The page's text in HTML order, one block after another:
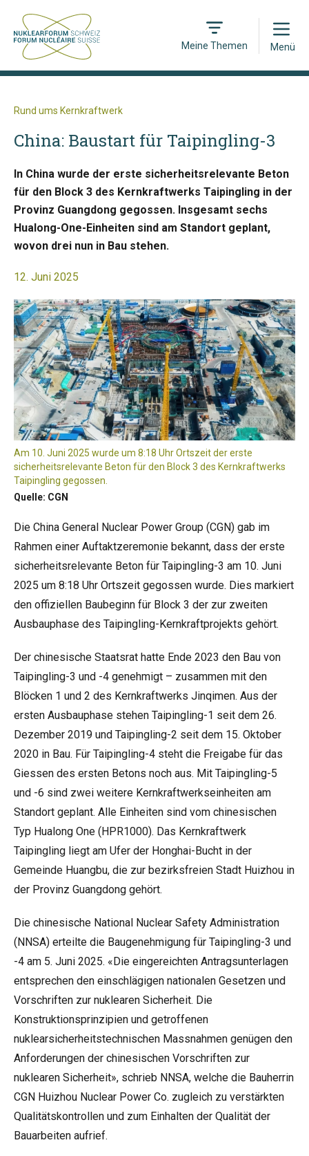
Meine Themen
Open
Menü
Rund ums Kernkraftwerk
China: Baustart für Taipingling-3
In China wurde der erste sicherheitsrelevante Beton
für den Block 3 des Kernkraftwerks Taipingling in der
Provinz Guangdong gegossen. Insgesamt sechs
Hualong-One-Einheiten sind am Standort geplant,
wovon drei nun in Bau stehen.
12. Juni 2025
Am 10. Juni 2025 wurde um 8:18 Uhr Ortszeit der erste
sicherheitsrelevante Beton für den Block 3 des Kernkraftwerks
Taipingling gegossen.
Quelle: CGN
Die China General Nuclear Power Group (CGN) gab im
Rahmen einer Auftaktzeremonie bekannt, dass der erste
sicherheitsrelevante Beton für Taipingling-3 am 10. Juni
2025 um 8:18 Uhr Ortszeit gegossen wurde. Dies markiert
den offiziellen Baubeginn für Block 3 der zur zweiten
Ausbauphase des Taipingling-Kernkraftprojekts gehört.
Der chinesische Staatsrat hatte Ende 2023 den Bau von
Taipingling-3 und -4 genehmigt – zusammen mit den
Blöcken 1 und 2 des Kernkraftwerks Jinqimen. Aus der
ersten Ausbauphase stehen Taipingling-1 seit dem 26.
Dezember 2019 und Taipingling-2 seit dem 15. Oktober
2020 in Bau. Für Taipingling-4 steht die Freigabe für das
Giessen des ersten Betons noch aus. Mit Taipingling-5
und -6 sind zwei weitere Kernkraftwerkseinheiten am
Standort geplant. Alle Einheiten sind vom chinesischen
Typ Hualong One (HPR1000). Das Kernkraftwerk
Taipingling liegt am Ufer der Honghai-Bucht in der
Gemeinde Huangbu, die zur bezirksfreien Stadt Huizhou in
der Provinz Guangdong gehört.
Die chinesische National Nuclear Safety Administration
(NNSA) erteilte die Baugenehmigung für Taipingling-3 und
-4 am 5. Juni 2025. «Die eingereichten Antragsunterlagen
entsprechen den einschlägigen nationalen Gesetzen und
Vorschriften zur nuklearen Sicherheit. Die
Konstruktionsprinzipien und getroffenen
nuklearsicherheitstechnischen Massnahmen genügen den
Anforderungen der chinesischen Vorschriften zur
nuklearen Sicherheit», schrieb NNSA, welche die Bauherrin
CGN Huizhou Nuclear Power Co. zugleich zu verstärkten
Qualitätskontrollen und zum Einhalten der Qualität der
Bauarbeiten aufrief.